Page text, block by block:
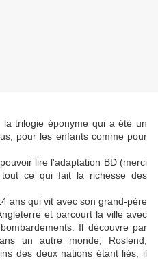
trilogie éponyme qui a été un
pour les enfants comme pour
lire l'adaptation BD (merci
ce qui fait la richesse des
ans qui vit avec son grand-père
et parcourt la ville avec
Il découvre par
un autre monde, Roslend,
des deux nations étant liés, il